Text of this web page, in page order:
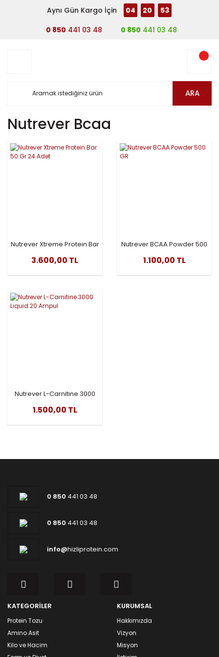
Aynı Gün Kargo İçin 04 : 20 : 53
0 850 441 03 48 0 850 441 03 48
ARA
Nutrever Bcaa
Nutrever Xtreme Protein Bar
50 Gr 24 Adet
3.600,00 TL
Nutrever BCAA Powder 500
GR
1.100,00 TL
Nutrever L-Carnitine 3000
Liquid 20 Ampul
1.500,00 TL
0 850 441 03 48
0 850 441 03 48
info@hizliprotein.com
KATEGORİLER
Protein Tozu
Amino Asit
Kilo ve Hacim
KURUMSAL
Hakkımızda
Vizyon
Misyon